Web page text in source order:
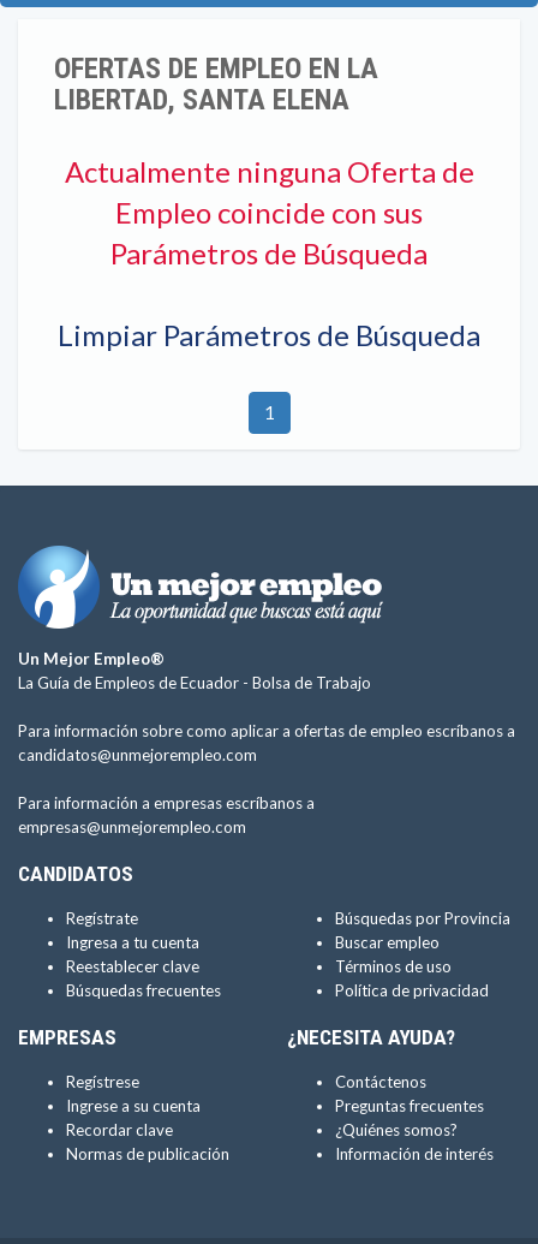
OFERTAS DE EMPLEO EN LA
LIBERTAD, SANTA ELENA
Actualmente ninguna Oferta de
Empleo coincide con sus
Parámetros de Búsqueda
Limpiar Parámetros de Búsqueda
1
Un Mejor Empleo®
La Guía de Empleos de Ecuador - Bolsa de Trabajo
Para información sobre como aplicar a ofertas de empleo escríbanos a
candidatos@unmejorempleo.com
Para información a empresas escríbanos a
empresas@unmejorempleo.com
CANDIDATOS
Regístrate
Ingresa a tu cuenta
Reestablecer clave
Búsquedas frecuentes
Búsquedas por Provincia
Buscar empleo
Términos de uso
Política de privacidad
EMPRESAS
Regístrese
Ingrese a su cuenta
Recordar clave
Normas de publicación
¿NECESITA AYUDA?
Contáctenos
Preguntas frecuentes
¿Quiénes somos?
Información de interés